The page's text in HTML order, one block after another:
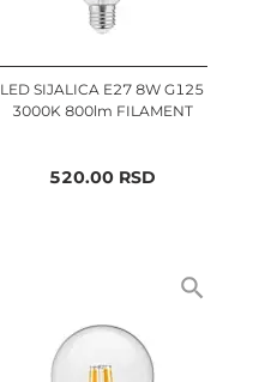
LED SIJALICA E27 8W G125
3000K 800lm FILAMENT
520.00RSD